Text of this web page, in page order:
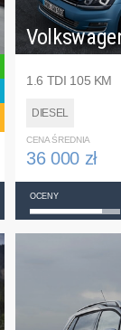
1.6 TDI 105 KM
DIESEL
CENA ŚREDNIA
36 000 zł
OCENY